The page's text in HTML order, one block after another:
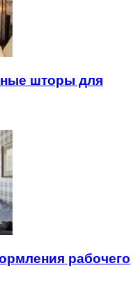
шторы для
рабочего